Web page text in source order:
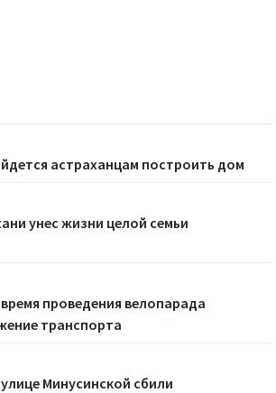
астраханцам построить дом
унес жизни целой семьи
проведения велопарада
транспорта
Минусинской сбили